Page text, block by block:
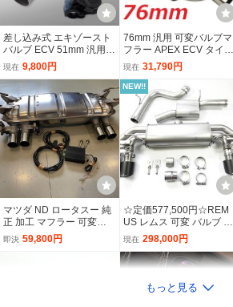
差し込み式 エキゾースト
バルブ ECV 51mm 汎用
手動 可変バルブ 7段階レ
バー 音量調整 サイレンサ
ー トライアンフ
現在 9,800円
76mm 汎用 可変バルブマ
フラー APEX ECV タイ
コ サイレンサー 70mm
80mm ベンツ R33 R34
R35 JZX100 JZX90 JZX1
10 カマロ マスタング
現在 31,790円
マツダ ND ロータスー 純
正 加工 マフラー 可変バ
ルブ付
即決 59,800円
NEW!!
☆定価577,500円☆REM
US レムス 可変 バルブ セ
ンターパイプ セット GOL
F Ⅶ ゴルフ 7 7.5 R AUDJ
HF/AUCJXF マフラー 中
間パイプ 4本出し
現在 298,000円
もっと見る